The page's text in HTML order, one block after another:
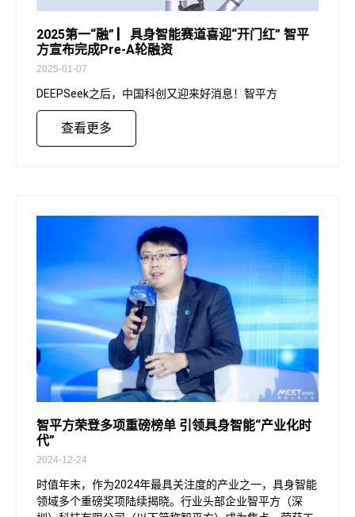
2025第一“融” ▏具身智能赛道喜迎“开门红” 智平
方宣布完成Pre-A轮融资
2025-01-07
DEEPSeek之后，中国科创又迎来好消息！智平方
查看更多
智平方荣登多项重磅榜单 引领具身智能“产业化时
代”
2024-12-24
时值年末，作为2024年最具关注度的产业之一，具身智能
领域多个重磅奖项陆续揭晓。行业头部企业智平方（深